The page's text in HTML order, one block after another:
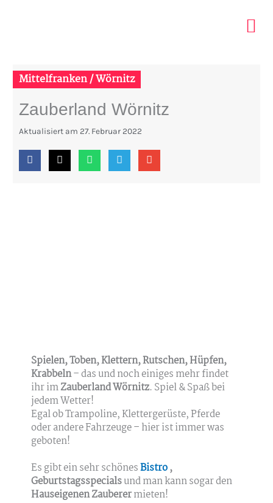
Mittelfranken / Wörnitz
Zauberland Wörnitz
Aktualisiert am 27. Februar 2022
Spielen, Toben, Klettern, Rutschen, Hüpfen,
Krabbeln– das und noch einiges mehr findet
ihr imZauberland Wörnitz. Spiel & Spaß bei
jedem Wetter!
Egal ob Trampoline, Klettergerüste, Pferde
oder andere Fahrzeuge – hier ist immer was
geboten!
Es gibt ein sehr schönesBistro,
Geburtstagsspecialsund man kann sogar den
Hauseigenen Zauberermieten!